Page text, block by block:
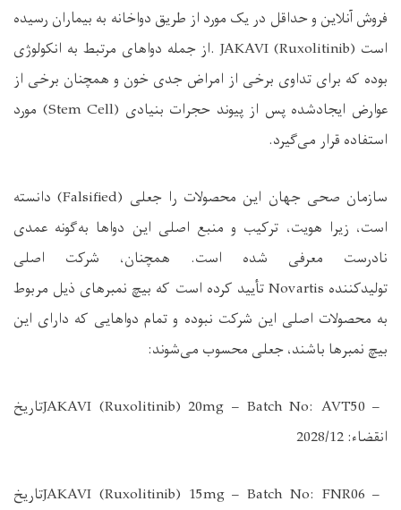
فروش آنلاین و حداقل در یک مورد از طریق دواخانه به بیماران رسیده
است . JAKAVI (Ruxolitinib)از جمله دواهای مرتبط به انکولوژی
بوده که برای تداوی برخی از امراض جدی خون و همچنان برخی از
عوارض ایجادشده پس از پیوند حجرات بنیادی (Stem Cell) مورد
استفاده قرار می‌گیرد.
سازمان صحی جهان این محصولات را جعلی (Falsified) دانسته
است، زیرا هویت، ترکیب و منبع اصلی این دواها به‌گونه عمدی
نادرست معرفی شده است. همچنان، شرکت اصلی
تولیدکننده Novartisتأیید کرده است که بیچ نمبرهای ذیل مربوط
به محصولات اصلی این شرکت نبوده و تمام دواهایی که دارای این
بیچ نمبرها باشند، جعلی محسوب می‌شوند:
JAKAVI (Ruxolitinib) 20mg – Batch No: AVT50 –تاریخ
انقضاء: 2028/12
JAKAVI (Ruxolitinib) 15mg – Batch No: FNR06 –تاریخ